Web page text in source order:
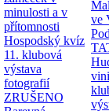
minulosti a v
přítomnosti
Hospodský kvíz
11. klubová
výstava
fotografií
ZRUŠENO
ve